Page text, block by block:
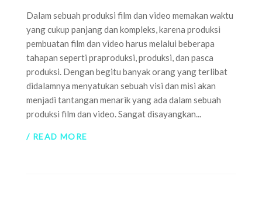
Dalam sebuah produksi film dan video memakan waktu
yang cukup panjang dan kompleks, karena produksi
pembuatan film dan video harus melalui beberapa
tahapan seperti praproduksi, produksi, dan pasca
produksi. Dengan begitu banyak orang yang terlibat
didalamnya menyatukan sebuah visi dan misi akan
menjadi tantangan menarik yang ada dalam sebuah
produksi film dan video. Sangat disayangkan...
/ READ MORE